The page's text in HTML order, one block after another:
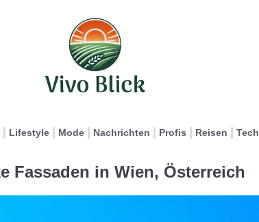
Lifestyle Mode Nachrichten Profis Reisen Tech
Fassaden in Wien, Österreich